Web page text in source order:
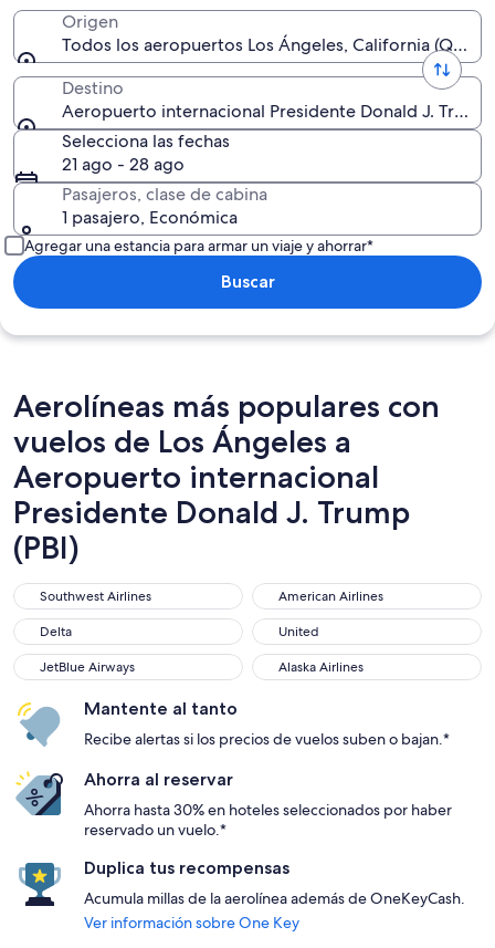
Origen
Todos los aeropuertos Los Ángeles, California (QLA)
Destino
Aeropuerto internacional Presidente Donald J. Trump
Selecciona las fechas
21 ago - 28 ago
Pasajeros, clase de cabina
1 pasajero, Económica
Agregar una estancia para armar un viaje y ahorrar*
Buscar
Aerolíneas más populares con
vuelos de Los Ángeles a
Aeropuerto internacional
Presidente Donald J. Trump
(PBI)
Southwest Airlines
Southwest Airlines American Airlines
American Airlines
Delta
Delta United
United
JetBlue Airways
JetBlue Airways Alaska Airlines
Alaska Airlines
Mantente al tanto
Recibe alertas si los precios de vuelos suben o bajan.*
Ahorra al reservar
Ahorra hasta 30% en hoteles seleccionados por haber
reservado un vuelo.*
Duplica tus recompensas
Acumula millas de la aerolínea además de OneKeyCash.
Ver información sobre One Key